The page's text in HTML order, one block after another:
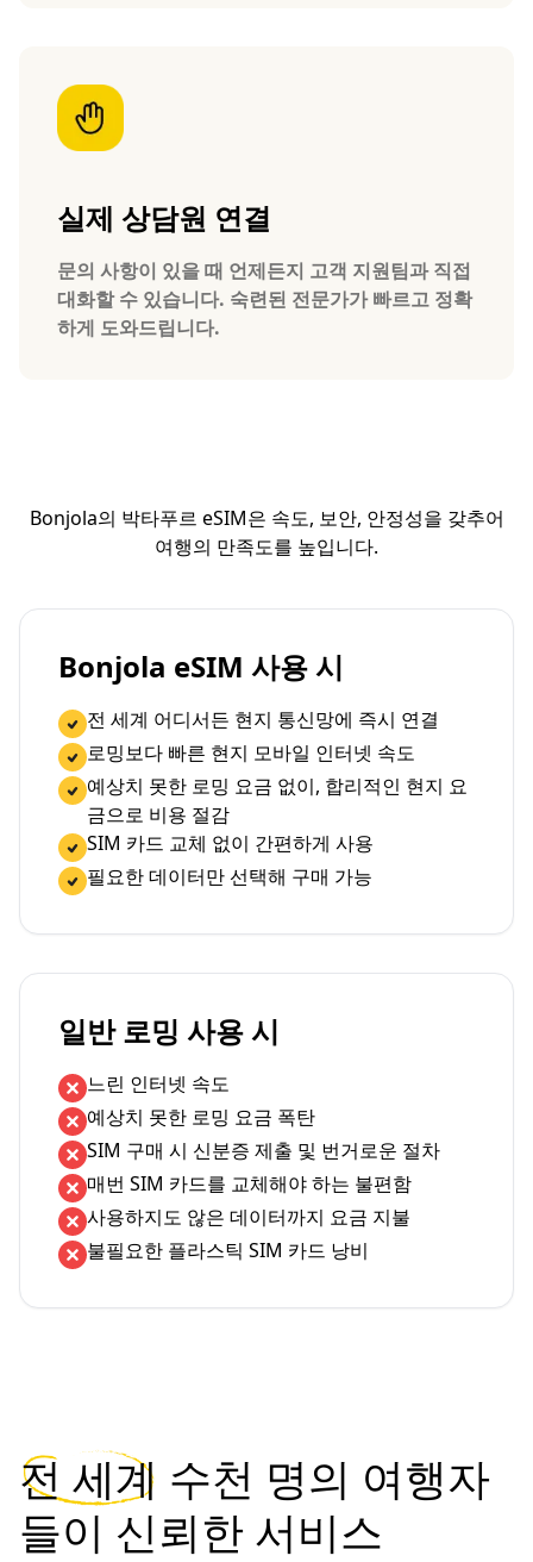
실제 상담원 연결
문의 사항이 있을 때 언제든지 고객 지원팀과 직접
대화할 수 있습니다. 숙련된 전문가가 빠르고 정확
하게 도와드립니다.
Bonjola의 박타푸르 eSIM은 속도, 보안, 안정성을 갖추어
여행의 만족도를 높입니다.
Bonjola eSIM 사용 시
전 세계 어디서든 현지 통신망에 즉시 연결
로밍보다 빠른 현지 모바일 인터넷 속도
예상치 못한 로밍 요금 없이, 합리적인 현지 요
금으로 비용 절감
SIM 카드 교체 없이 간편하게 사용
필요한 데이터만 선택해 구매 가능
일반 로밍 사용 시
느린 인터넷 속도
예상치 못한 로밍 요금 폭탄
SIM 구매 시 신분증 제출 및 번거로운 절차
매번 SIM 카드를 교체해야 하는 불편함
사용하지도 않은 데이터까지 요금 지불
불필요한 플라스틱 SIM 카드 낭비
전 세계 수천 명의 여행자
들이 신뢰한 서비스